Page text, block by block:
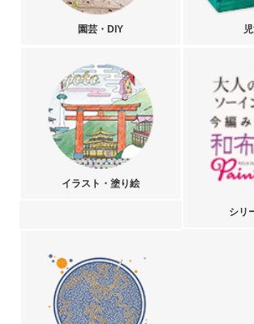
園芸・DIY
イラスト・塗り絵
シリ